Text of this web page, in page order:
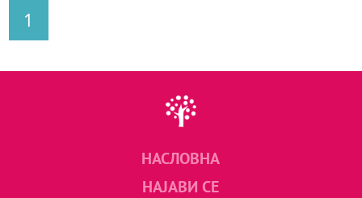
1
НАСЛОВНА
НАЈАВИ СЕ